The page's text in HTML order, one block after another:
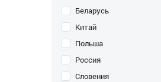
Беларусь
Китай
Польша
Россия
Словения